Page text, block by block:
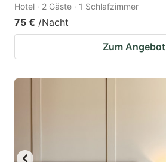
Hotel · 2 Gäste · 1 Schlafzimmer
75 € /Nacht
Zum Angebot